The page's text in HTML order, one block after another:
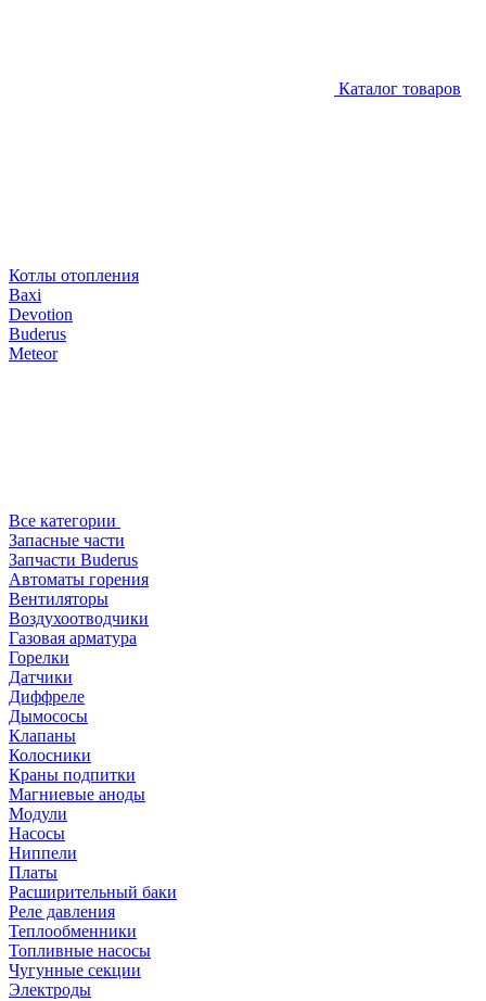
Каталог товаров
Котлы отопления
Baxi
Devotion
Buderus
Meteor
Все категории
Запасные части
Запчасти Buderus
Автоматы горения
Вентиляторы
Воздухоотводчики
Газовая арматура
Горелки
Датчики
Диффреле
Дымососы
Клапаны
Колосники
Краны подпитки
Магниевые аноды
Модули
Насосы
Ниппели
Платы
Расширительный баки
Реле давления
Теплообменники
Топливные насосы
Чугунные секции
Электроды